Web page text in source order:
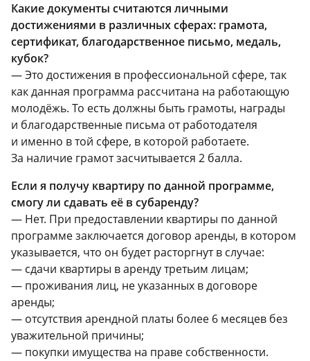
Какие документы считаются личными
достижениями в различных сферах: грамота,
сертификат, благодарственное письмо, медаль,
кубок?
— Это достижения в профессиональной сфере, так
как данная программа рассчитана на работающую
молодёжь. То есть должны быть грамоты, награды
и благодарственные письма от работодателя
и именно в той сфере, в которой работаете.
За наличие грамот засчитывается 2 балла.
Если я получу квартиру по данной программе,
смогу ли сдавать её в субаренду?
— Нет. При предоставлении квартиры по данной
программе заключается договор аренды, в котором
указывается, что он будет расторгнут в случае:
— сдачи квартиры в аренду третьим лицам;
— проживания лиц, не указанных в договоре
аренды;
— отсутствия арендной платы более 6 месяцев без
уважительной причины;
— покупки имущества на праве собственности.